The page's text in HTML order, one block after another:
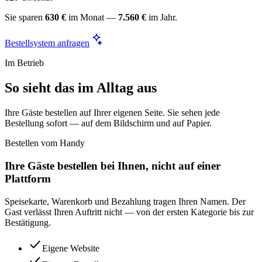
Sie sparen 630 € im Monat — 7.560 € im Jahr.
Bestellsystem anfragen
Im Betrieb
So sieht das im Alltag aus
Ihre Gäste bestellen auf Ihrer eigenen Seite. Sie sehen jede
Bestellung sofort — auf dem Bildschirm und auf Papier.
Bestellen vom Handy
Ihre Gäste bestellen bei Ihnen, nicht auf einer
Plattform
Speisekarte, Warenkorb und Bezahlung tragen Ihren Namen. Der
Gast verlässt Ihren Auftritt nicht — von der ersten Kategorie bis zur
Bestätigung.
Eigene Website